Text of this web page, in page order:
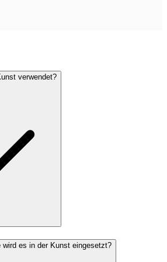
verwendet?
es in der Kunst eingesetzt?